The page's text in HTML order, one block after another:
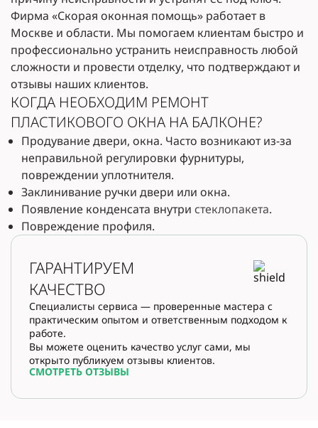
Фирма «Скорая оконная помощь» работает в
Москве и области. Мы помогаем клиентам быстро и
профессионально устранить неисправность любой
сложности и провести отделку, что подтверждают и
отзывы наших клиентов.
КОГДА НЕОБХОДИМ РЕМОНТ
ПЛАСТИКОВОГО ОКНА НА БАЛКОНЕ?
Продувание двери, окна. Часто возникают из-за
неправильной регулировки фурнитуры,
повреждении уплотнителя.
Заклинивание ручки двери или окна.
Появление конденсата внутри стеклопакета.
Повреждение профиля.
ГАРАНТИРУЕМ
КАЧЕСТВО
Специалисты сервиса — проверенные мастера с
практическим опытом и ответственным подходом к
работе.
Вы можете оценить качество услуг сами, мы
открыто публикуем отзывы клиентов.
СМОТРЕТЬ ОТЗЫВЫ